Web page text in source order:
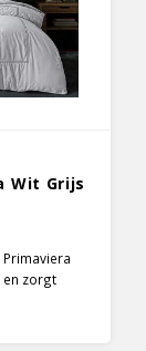
Wit Grijs
en zorgt
een
lijnen.